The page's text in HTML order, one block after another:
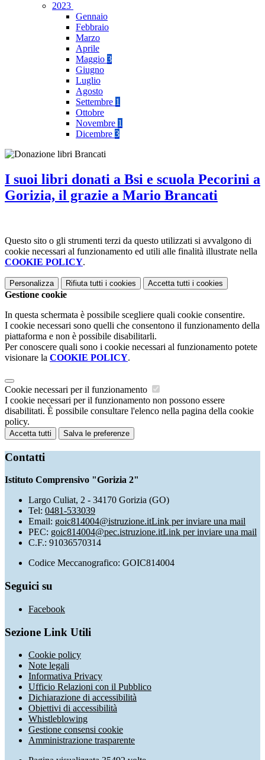
2023
Gennaio
Febbraio
Marzo
Aprile
Maggio 3
Giugno
Luglio
Agosto
Settembre 1
Ottobre
Novembre 1
Dicembre 3
I suoi libri donati a Bsi e scuola Pecorini a
Gorizia, il grazie a Mario Brancati
Questo sito o gli strumenti terzi da questo utilizzati si avvalgono di
cookie necessari al funzionamento ed utili alle finalità illustrate nella
COOKIE POLICY.
Personalizza Rifiuta tutti i cookies Accetta tutti i cookies
Gestione cookie
In questa schermata è possibile scegliere quali cookie consentire.
I cookie necessari sono quelli che consentono il funzionamento della
piattaforma e non è possibile disabilitarli.
Per conoscere quali sono i cookie necessari al funzionamento potete
visionare la COOKIE POLICY.
Cookie necessari per il funzionamento
I cookie necessari per il funzionamento non possono essere
disabilitati. È possibile consultare l'elenco nella pagina della cookie
policy.
Accetta tutti Salva le preferenze
Contatti
Istituto Comprensivo "Gorizia 2"
Largo Culiat, 2 - 34170 Gorizia (GO)
Tel: 0481-533039
Email: goic814004@istruzione.itLink per inviare una mail
PEC: goic814004@pec.istruzione.itLink per inviare una mail
C.F.: 91036570314
Codice Meccanografico: GOIC814004
Seguici su
Facebook
Sezione Link Utili
Cookie policy
Note legali
Informativa Privacy
Ufficio Relazioni con il Pubblico
Dichiarazione di accessibilità
Obiettivi di accessibilità
Whistleblowing
Gestione consensi cookie
Amministrazione trasparente